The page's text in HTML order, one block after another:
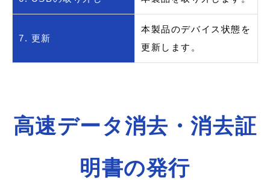
7. 更新
本製品のデバイス状態を
更新します。
高速データ消去・消去証
明書の発行